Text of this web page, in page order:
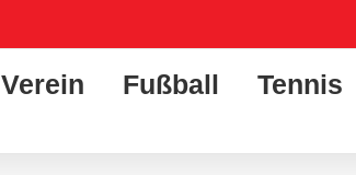
Verein Fußball Tennis